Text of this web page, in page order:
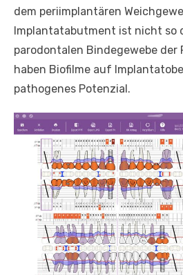
dem periimplantären
Implantatabutment ist nicht so
parodontalen Bindegewebe der
haben Biofilme auf
pathogenes Potenzial.